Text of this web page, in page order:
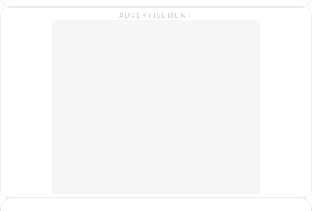
रहे थे। पुलिस ने दोनों के खिलाफ एनडीपीएस एक्ट के तहत मुकदमा दर्ज कर
ADVERTISEMENT